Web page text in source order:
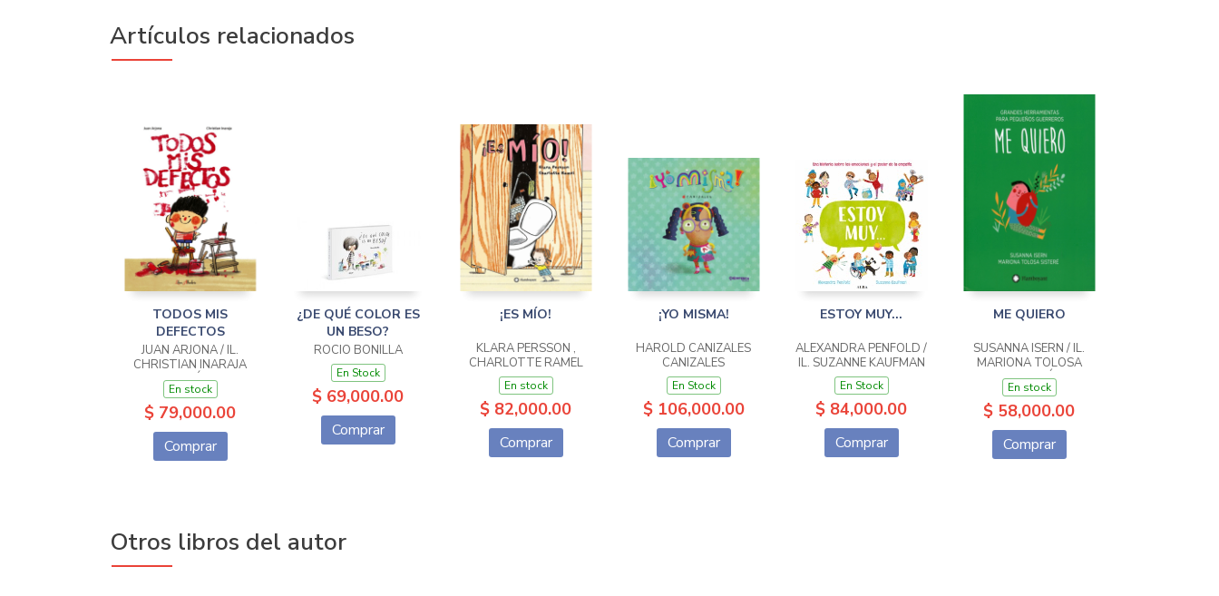
Artículos relacionados
TODOS MIS
DEFECTOS
JUAN ARJONA / IL.
CHRISTIAN INARAJA
GENÍS
En stock
$ 79,000.00
Comprar
¿DE QUÉ COLOR ES
UN BESO?
ROCIO BONILLA
En Stock
$ 69,000.00
Comprar
¡ES MÍO!
KLARA PERSSON ,
CHARLOTTE RAMEL
En stock
$ 82,000.00
Comprar
¡YO MISMA!
HAROLD CANIZALES
CANIZALES
En Stock
$ 106,000.00
Comprar
ESTOY MUY...
ALEXANDRA PENFOLD /
IL. SUZANNE KAUFMAN
En Stock
$ 84,000.00
Comprar
ME QUIERO
SUSANNA ISERN / IL.
MARIONA TOLOSA
SISTERÉ
En stock
$ 58,000.00
Comprar
Otros libros del autor